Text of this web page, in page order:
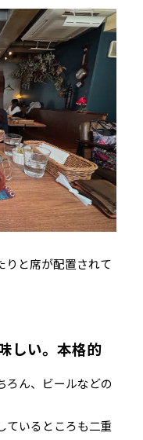
りと席が配置されて
しい。本格的
ろん、ビールなどの
ているところも二重